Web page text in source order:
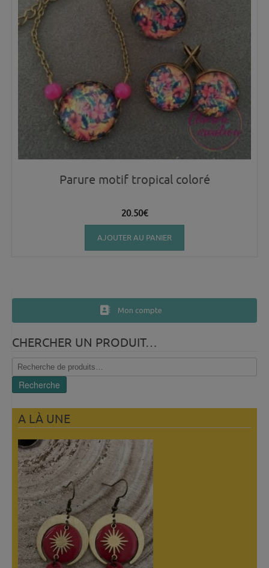
Parure motif tropical coloré
20.50€
AJOUTER AU PANIER
Mon compte
CHERCHER UN PRODUIT…
Recherche
pour :
Recherche
A LÀ UNE